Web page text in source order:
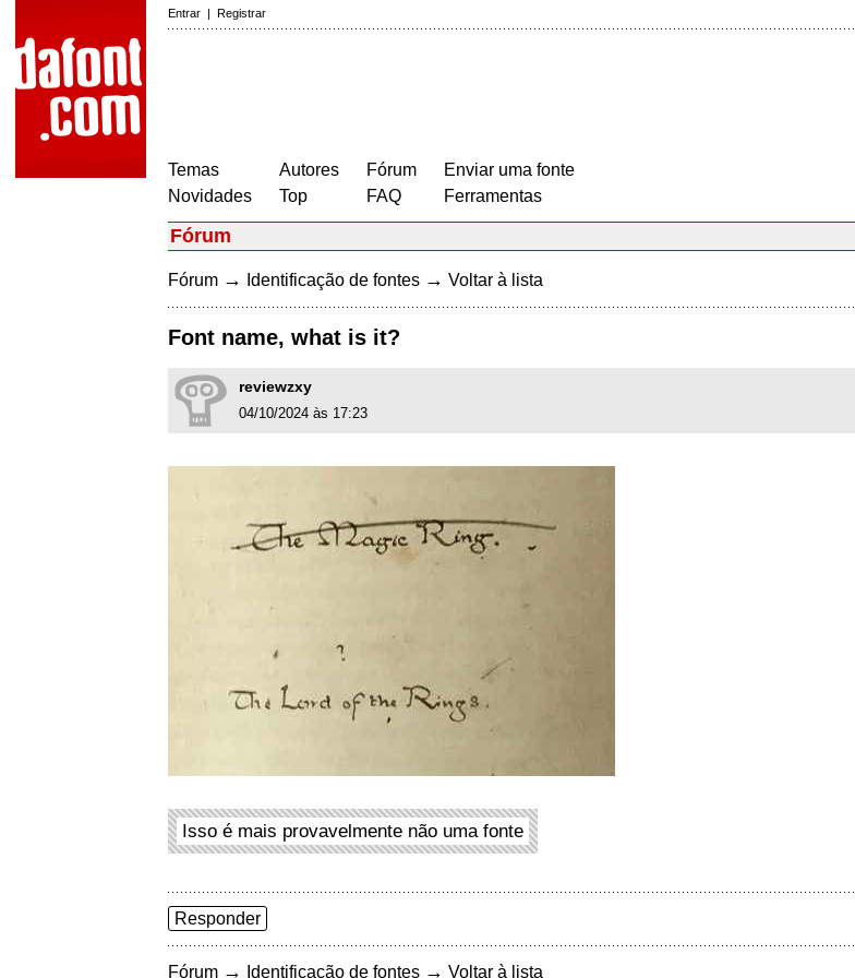
Entrar | Registrar
Temas
Novidades
Autores
Top
Fórum
FAQ
Enviar uma fonte
Ferramentas
Fórum
Fórum → Identificação de fontes → Voltar à lista
Font name, what is it?
reviewzxy
04/10/2024 às 17:23
Isso é mais provavelmente não uma fonte
Responder
Fórum → Identificação de fontes → Voltar à lista